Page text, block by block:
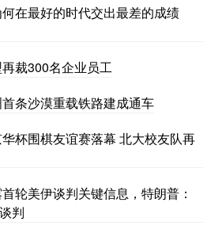
在最好的时代交出最差的成绩
裁300名企业员工
条沙漠重载铁路建成通车
杯围棋友谊赛落幕 北大校友队再
轮美伊谈判关键信息，特朗普：
判